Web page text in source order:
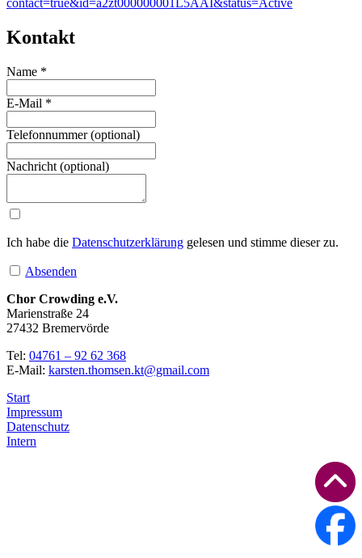
Kontakt
Name *
E-Mail *
Telefonnummer(optional)
Nachricht (optional)
Ich habe die Datenschutzerklärung gelesen und stimme dieser zu.
Absenden
Chor Crowding e.V.
Marienstraße 24
27432 Bremervörde
Tel: 04761 – 92 62 368
E-Mail: karsten.thomsen.kt@gmail.com
Start
Impressum
Datenschutz
Intern